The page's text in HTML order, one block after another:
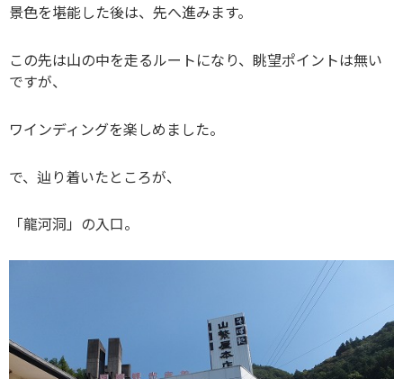
景色を堪能した後は、先へ進みます。
この先は山の中を走るルートになり、眺望ポイントは無い
ですが、
ワインディングを楽しめました。
で、辿り着いたところが、
「龍河洞」の入口。